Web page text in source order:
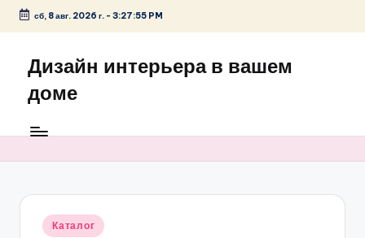
Перейти
содержимому
сб, 8 авг. 2026 г.- 3:27:55 PM
Дизайн интерьера в вашем
доме
Опубликовано
Каталог